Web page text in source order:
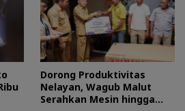
Dorong Produktivitas
Nelayan, Wagub Malut
Serahkan Mesin hingga